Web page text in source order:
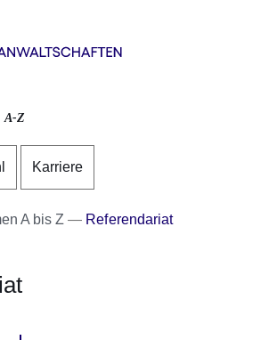
Direkt zum Kopf der
Direkt zum Inhalt
Direkt zum Fuß der
A-Z
Karriere
A bis Z Referendariat